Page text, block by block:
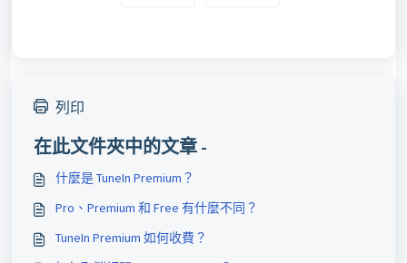
列印
在此文件夾中的文章 -
什麼是 TuneIn Premium？
Pro、Premium 和 Free 有什麼不同？
TuneIn Premium 如何收費？